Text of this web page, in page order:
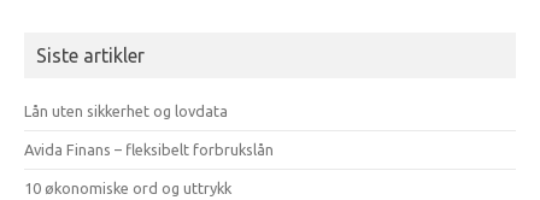
Siste artikler
Lån uten sikkerhet og lovdata
Avida Finans – fleksibelt forbrukslån
10 økonomiske ord og uttrykk